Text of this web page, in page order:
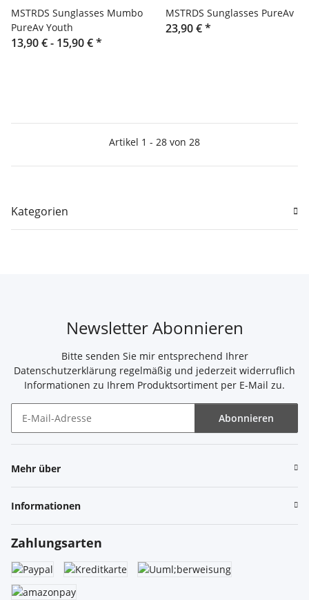
MSTRDS Sunglasses Mumbo
PureAv Youth
13,90 € - 15,90 €*
MSTRDS Sunglasses PureAv
23,90 €*
Artikel 1 - 28 von 28
Kategorien
Newsletter Abonnieren
Bitte senden Sie mir entsprechend Ihrer
Datenschutzerklärung regelmäßig und jederzeit widerruflich
Informationen zu Ihrem Produktsortiment per E-Mail zu.
Abonnieren
Mehr über
Informationen
Zahlungsarten